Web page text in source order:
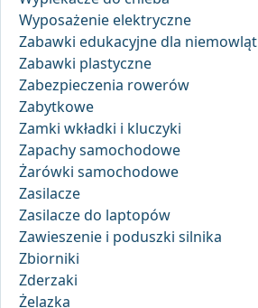
Wyposażenie elektryczne
Zabawki edukacyjne dla niemowląt
Zabawki plastyczne
Zabezpieczenia rowerów
Zabytkowe
Zamki wkładki i kluczyki
Zapachy samochodowe
Żarówki samochodowe
Zasilacze
Zasilacze do laptopów
Zawieszenie i poduszki silnika
Zbiorniki
Zderzaki
Żelazka